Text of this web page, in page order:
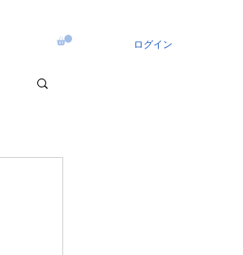
ログイン